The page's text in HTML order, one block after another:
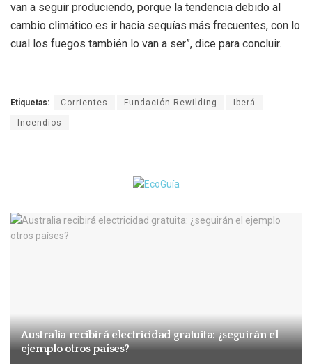
van a seguir produciendo, porque la tendencia debido al
cambio climático es ir hacia sequías más frecuentes, con lo
cual los fuegos también lo van a ser”, dice para concluir.
Etiquetas: Corrientes Fundación Rewilding Iberá
Incendios
Australia recibirá electricidad gratuita: ¿seguirán el
ejemplo otros países?